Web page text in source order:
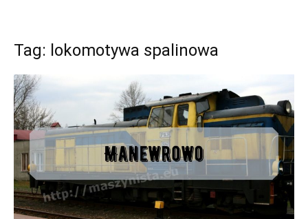
Tag: lokomotywa spalinowa